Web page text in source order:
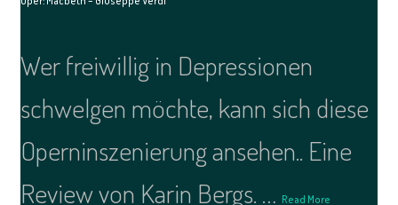
Wer freiwillig in Depressionen
schwelgen möchte, kann sich diese
Operninszenierung ansehen.. Eine
Review von Karin Bergs. … Read More